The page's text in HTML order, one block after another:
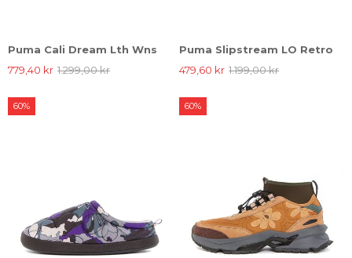
Puma Cali Dream Lth Wns
779,40 kr 1.299,00 kr
Puma Slipstream LO Retro
479,60 kr 1.199,00 kr
60% 60%